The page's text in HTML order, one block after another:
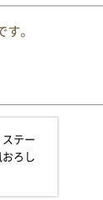
。
テー
ろし